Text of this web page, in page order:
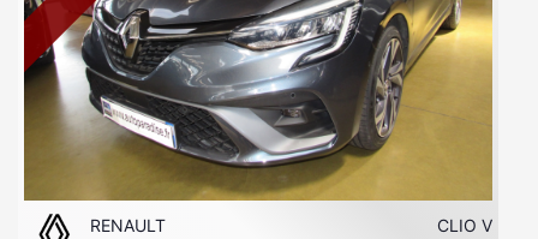
RENAULT CLIO V